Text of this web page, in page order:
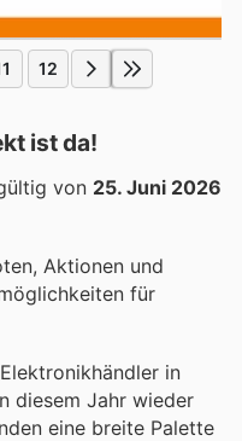
12
ist da!
von 25. Juni 2026
Aktionen und
für
in
diesem Jahr wieder
eine breite Palette